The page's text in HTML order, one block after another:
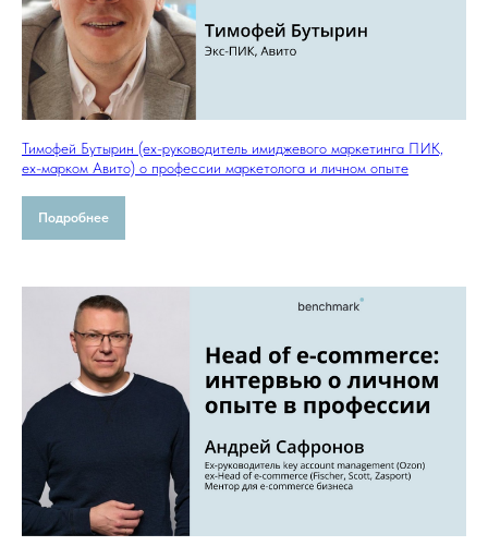
Тимофей Бутырин (ex-руководитель имиджевого маркетинга ПИК,
ex-марком Авито) о профессии маркетолога и личном опыте
Подробнее